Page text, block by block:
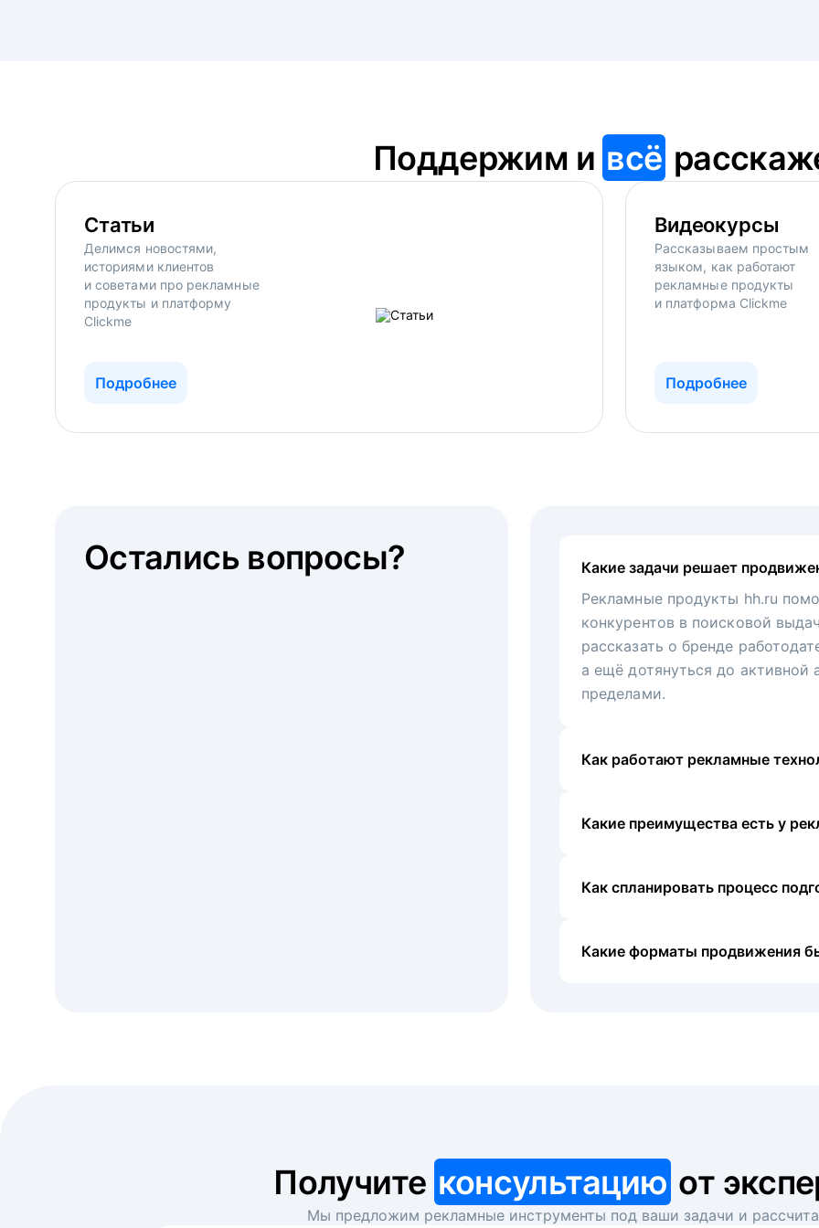
Поддержим и всё
Статьи
Делимся новостями,
историями клиентов
и советами про рекламные
продукты и платформу
Clickme
Подробнее
Видеокурсы
Рассказываем простым
языком, как работают
рекламные продукты
и платформа Clickme
Подробнее
Какие задачи решает
Рекламные продукты hh.ru
конкурентов в поисковой
рассказать о бренде
а ещё дотянуться до активной
пределами.
Как работают рекламные
Какие преимущества есть у
Как спланировать процесс
Какие форматы продвижения
Остались вопросы?
Получите консультацию от
Мы предложим рекламные инструменты под ваши задачи и